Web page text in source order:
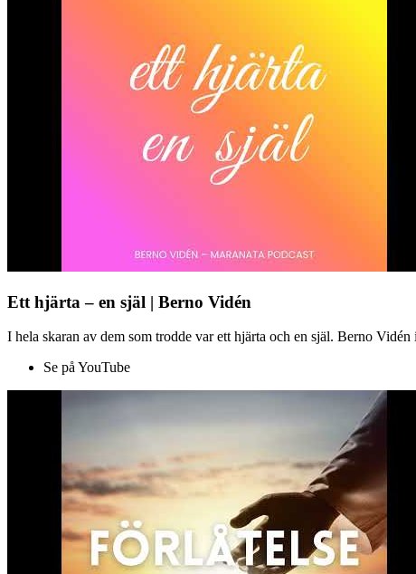
Ett hjärta – en själ | Berno Vidén
I hela skaran av dem som trodde var ett hjärta och en själ. Berno
Se på YouTube